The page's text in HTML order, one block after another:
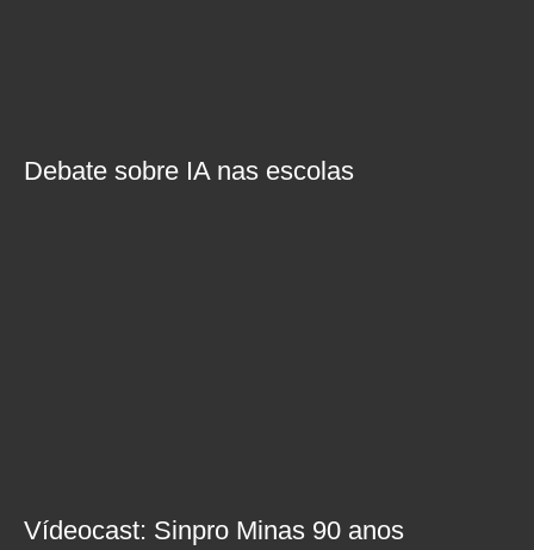
Debate sobre IA nas escolas
Vídeocast: Sinpro Minas 90 anos